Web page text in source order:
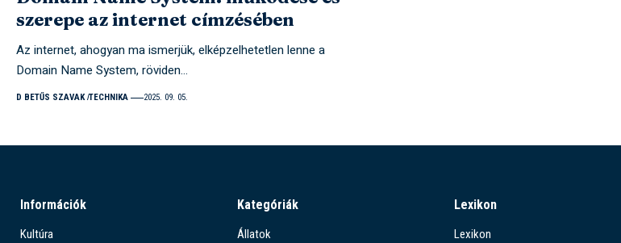
szerepe az internet címzésében
Az internet, ahogyan ma ismerjük, elképzelhetetlen lenne a
Domain Name System, röviden…
D BETŰS SZAVAK TECHNIKA 2025. 09. 05.
Információk
Kultúra
Kategóriák
Állatok
Lexikon
Lexikon